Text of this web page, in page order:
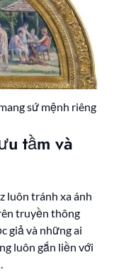
sứ mệnh riêng
tầm và
luôn tránh xa ánh
truyền thông
giả và những ai
luôn gắn liền với